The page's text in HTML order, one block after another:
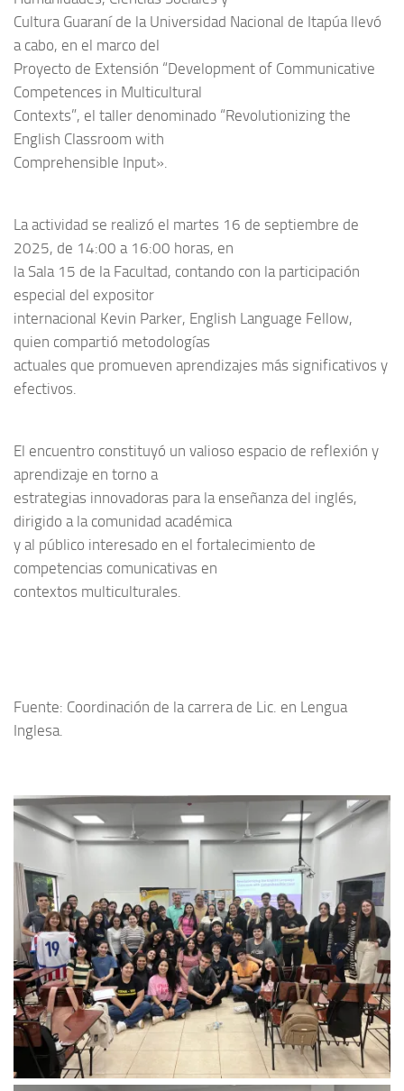
Cultura Guaraní de la Universidad Nacional de Itapúa llevó
a cabo, en el marco del
Proyecto de Extensión “Development of Communicative
Competences in Multicultural
Contexts”, el taller denominado “Revolutionizing the
English Classroom with
Comprehensible Input».
La actividad se realizó el martes 16 de septiembre de
2025, de 14:00 a 16:00 horas, en
la Sala 15 de la Facultad, contando con la participación
especial del expositor
internacional Kevin Parker, English Language Fellow,
quien compartió metodologías
actuales que promueven aprendizajes más significativos y
efectivos.
El encuentro constituyó un valioso espacio de reflexión y
aprendizaje en torno a
estrategias innovadoras para la enseñanza del inglés,
dirigido a la comunidad académica
y al público interesado en el fortalecimiento de
competencias comunicativas en
contextos multiculturales.
Fuente: Coordinación de la carrera de Lic. en Lengua
Inglesa.